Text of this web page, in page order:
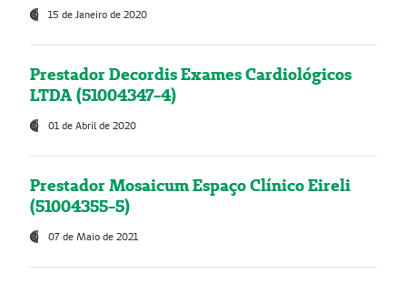
15 de Janeiro de 2020
Prestador Decordis Exames Cardiológicos
LTDA (51004347-4)
01 de Abril de 2020
Prestador Mosaicum Espaço Clínico Eireli
(51004355-5)
07 de Maio de 2021